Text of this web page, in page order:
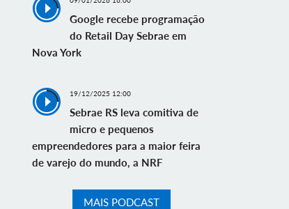
Google recebe programação
do Retail Day Sebrae em
Nova York
19/12/2025 12:00
Sebrae RS leva comitiva de
micro e pequenos
empreendedores para a maior feira
de varejo do mundo, a NRF
MAIS PODCAST